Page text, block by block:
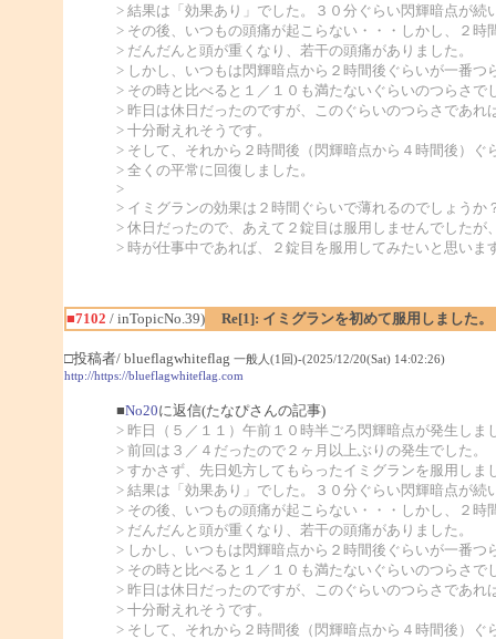
> 結果は「効果あり」でした。３０分ぐらい閃輝暗点が続
> その後、いつもの頭痛が起こらない・・・しかし、２時
> だんだんと頭が重くなり、若干の頭痛がありました。
> しかし、いつもは閃輝暗点から２時間後ぐらいが一番つ
> その時と比べると１／１０も満たないぐらいのつらさで
> 昨日は休日だったのですが、このぐらいのつらさであれ
> 十分耐えれそうです。
> そして、それから２時間後（閃輝暗点から４時間後）ぐ
> 全くの平常に回復しました。
>
> イミグランの効果は２時間ぐらいで薄れるのでしょうか
> 休日だったので、あえて２錠目は服用しませんでしたが
> 時が仕事中であれば、２錠目を服用してみたいと思いま
■7102 / inTopicNo.39) Re[1]: イミグランを初めて服用しました。
□投稿者/ blueflagwhiteflag 一般人(1回)-(2025/12/20(Sat) 14:02:26)
http://https://blueflagwhiteflag.com
■No20に返信(たなぴさんの記事)
> 昨日（５／１１）午前１０時半ごろ閃輝暗点が発生しま
> 前回は３／４だったので２ヶ月以上ぶりの発生でした。
> すかさず、先日処方してもらったイミグランを服用しま
> 結果は「効果あり」でした。３０分ぐらい閃輝暗点が続
> その後、いつもの頭痛が起こらない・・・しかし、２時
> だんだんと頭が重くなり、若干の頭痛がありました。
> しかし、いつもは閃輝暗点から２時間後ぐらいが一番つ
> その時と比べると１／１０も満たないぐらいのつらさで
> 昨日は休日だったのですが、このぐらいのつらさであれ
> 十分耐えれそうです。
> そして、それから２時間後（閃輝暗点から４時間後）ぐ